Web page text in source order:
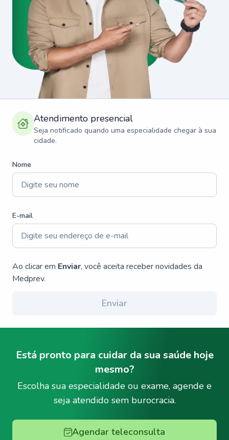
Atendimento presencial
Seja notificado quando uma especialidade chegar à sua
cidade.
Nome
E-mail
Ao clicar em Enviar, você aceita receber novidades da
Medprev.
Enviar
Está pronto para cuidar da sua saúde hoje
mesmo?
Escolha sua especialidade ou exame, agende e
seja atendido sem burocracia.
Agendar teleconsulta